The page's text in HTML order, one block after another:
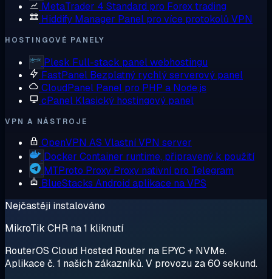
MetaTrader 4 Standard pro Forex trading
Hiddify Manager Panel pro více protokolů VPN
HOSTINGOVÉ PANELY
Plesk Full-stack panel webhostingu
FastPanel Bezplatný rychlý serverový panel
CloudPanel Panel pro PHP a Node.js
cPanel Klasický hostingový panel
VPN A NÁSTROJE
OpenVPN AS Vlastní VPN server
Docker Container runtime, připravený k použití
MTProto Proxy Proxy nativní pro Telegram
BlueStacks Android aplikace na VPS
Nejčastěji instalováno
MikroTik CHR na 1 kliknutí
RouterOS Cloud Hosted Router na EPYC + NVMe.
Aplikace č. 1 našich zákazníků. V provozu za 60 sekund.